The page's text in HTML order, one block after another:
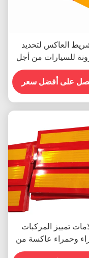
العاكس لتحديد
للسيارات من أجل
حركة المرور
على أفضل سعر
تمييز المركبات
وحمراء عاكسة من
ملصق شيفرون